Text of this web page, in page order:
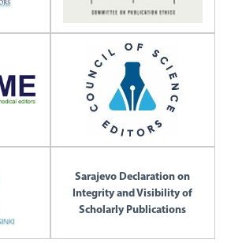
Sarajevo Declaration on
Integrity and Visibility of
Scholarly Publications